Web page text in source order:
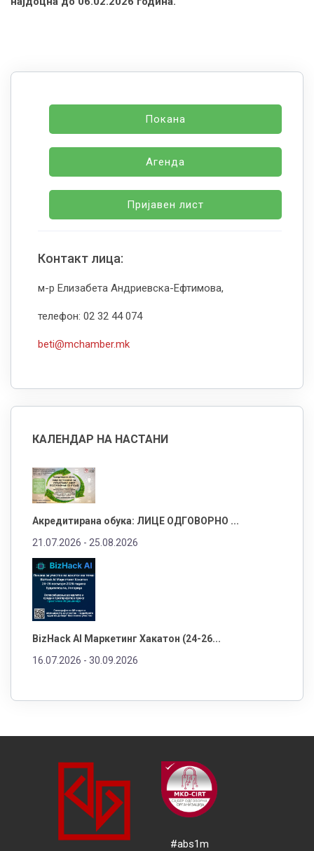
Покана
Агенда
Пријавен лист
Контакт лица:
м-р Елизабета Андриевска-Ефтимова,
телефон: 02 32 44 074
beti@mchamber.mk
КАЛЕНДАР НА НАСТАНИ
Акредитирана обука: ЛИЦЕ ОДГОВОРНО ...
21.07.2026 - 25.08.2026
BizHack AI Маркетинг Хакатон (24-26...
16.07.2026 - 30.09.2026
#abs1m